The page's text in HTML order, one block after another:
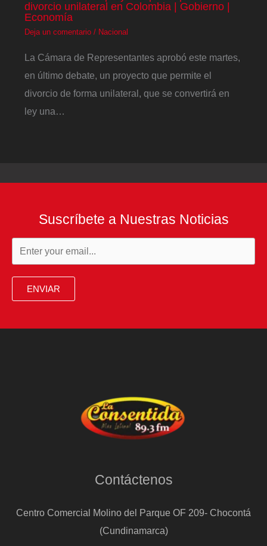
divorcio unilateral en Colombia | Gobierno |
Economía
Deja un comentario / Nacional
La Cámara de Representantes aprobó este martes,
en último debate, un proyecto que permite el
divorcio de forma unilateral, que se convertirá en
ley una…
Suscríbete a Nuestras Noticias
ENVIAR
Contáctenos
Centro Comercial Molino del Parque OF 209- Chocontá
(Cundinamarca)